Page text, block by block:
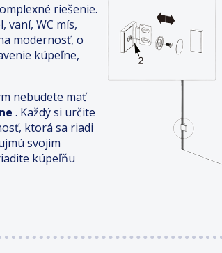
riešenie.
vaní, WC mís,
modernosť, o
kúpeľne,
nebudete mať
. Každý si určite
ktorá sa riadi
svojim
kúpeľňu